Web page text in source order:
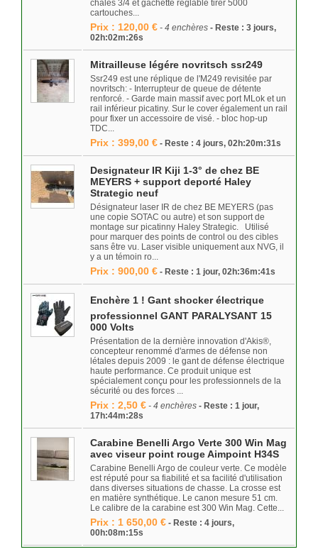
châles 3/4 et gâchette réglable tirer 5000
cartouches...
Prix : 120,00 € - 4 enchères - Reste : 3 jours,
02h:02m:26s
Mitrailleuse légére novritsch ssr249
Ssr249 est une réplique de l'M249 revisitée par
novritsch: - Interrupteur de queue de détente
renforcé. - Garde main massif avec port MLok et un
rail inférieur picatiny. Sur le cover également un rail
pour fixer un accessoire de visé. - bloc hop-up
TDC...
Prix : 399,00 € - Reste : 4 jours, 02h:20m:31s
Designateur IR Kiji 1-3° de chez BE
MEYERS + support deporté Haley
Strategic neuf
Désignateur laser IR de chez BE MEYERS (pas
une copie SOTAC ou autre) et son support de
montage sur picatinny Haley Strategic. Utilisé
pour marquer des points de control ou des cibles
sans être vu. Laser visible uniquement aux NVG, il
y a un témoin ro...
Prix : 900,00 € - Reste : 1 jour, 02h:36m:41s
Enchère 1 ! Gant shocker électrique
professionnel GANT PARALYSANT 15
000 Volts
Présentation de la dernière innovation d'Akis®,
concepteur renommé d'armes de défense non
létales depuis 2009 : le gant de défense électrique
haute performance. Ce produit unique est
spécialement conçu pour les professionnels de la
sécurité ou des forces ...
Prix : 2,50 € - 4 enchères - Reste : 1 jour,
17h:44m:28s
Carabine Benelli Argo Verte 300 Win Mag
avec viseur point rouge Aimpoint H34S
Carabine Benelli Argo de couleur verte. Ce modèle
est réputé pour sa fiabilité et sa facilité d'utilisation
dans diverses situations de chasse. La crosse est
en matière synthétique. Le canon mesure 51 cm.
Le calibre de la carabine est 300 Win Mag. Cette...
Prix : 1 650,00 € - Reste : 4 jours,
00h:08m:15s